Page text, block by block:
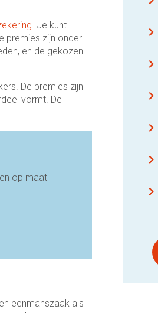
. Je kunt
premies zijn onder
en de gekozen
De premies zijn
vormt. De
op maat
eenmanszaak als